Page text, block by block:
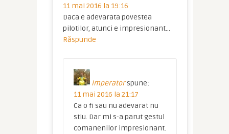
11 mai 2016 la 19:16
Daca e adevarata povestea
pilotilor, atunci e impresionant…
Răspunde
Imperator spune:
11 mai 2016 la 21:17
Ca o fi sau nu adevarat nu
stiu. Dar mi s-a parut gestul
comanenilor impresionant.